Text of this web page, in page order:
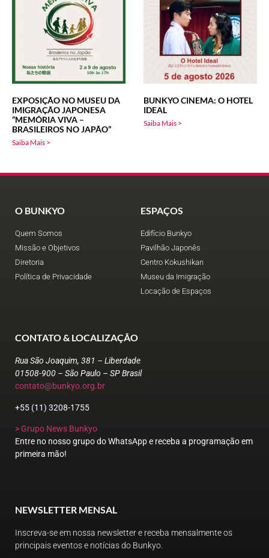
EXPOSIÇÃO NO MUSEU DA
IMIGRAÇÃO JAPONESA
“MEMÓRIA VIVA –
BRASILEIROS NO JAPÃO”
Saiba Mais >
BUNKYO CINEMA: O HOTEL
IDEAL
Saiba Mais >
O BUNKYO
Quem Somos
Missão e Objetivos
Diretoria
Política de Privacidade
ESPAÇOS
Edifício Bunkyo
Pavilhão Japonês
Centro Kokushikan
Museu da Imigração
Locação de Espaços
CONTATO & LOCALIZAÇÃO
Rua São Joaquim, 381 – Liberdade
01508-900 – São Paulo – SP Brasil
contato@bunkyo.org.br
+55 (11) 3208-1755
> Grupo News Bunkyo
Entre no nosso grupo do WhatsApp e receba a programação em
primeira mão!
NEWSLETTER MENSAL
Inscreva-se em nossa newsletter e receba mensalmente os
principais eventos e notícias do Bunkyo.